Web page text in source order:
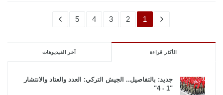
1
2
3
4
5
الأكثر قراءة آخر الفيديوهات
جديد: بالتفاصيل.. الجيش التركي: العدد والعتاد والانتشار
"1 - 4"